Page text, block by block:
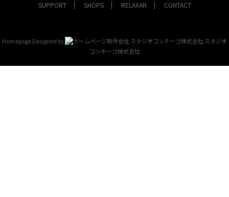
SUPPORT
SHOPS RELAXAR CONTACT
Homepage Designed by
スタジオ
コンチーゴ株式会社